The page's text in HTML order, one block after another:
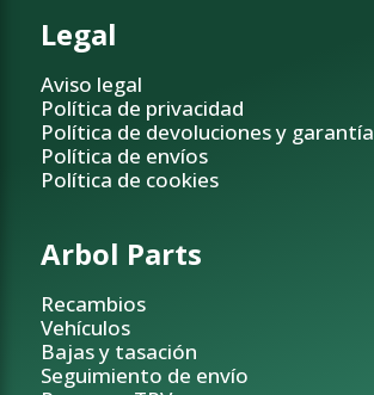
Legal
Aviso legal
Política de privacidad
Política de devoluciones y garantía
Política de envíos
Política de cookies
Arbol Parts
Recambios
Vehículos
Bajas y tasación
Seguimiento de envío